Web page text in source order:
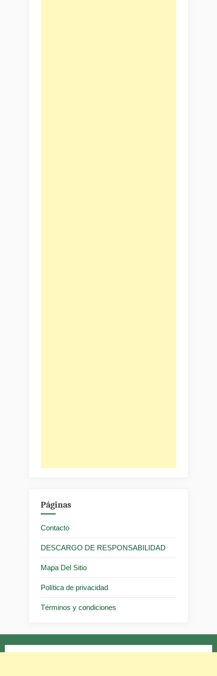
Páginas
Contacto
DESCARGO DE RESPONSABILIDAD
Mapa Del Sitio
Política de privacidad
Términos y condiciones